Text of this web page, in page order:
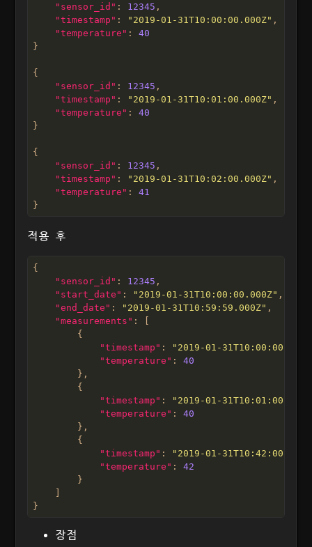
"sensor_id" : 12345
"timestamp" : "2019-01-31T10:00:00.000Z"
"temperature" : 40
"sensor_id" : 12345
"timestamp" : "2019-01-31T10:01:00.000Z"
"temperature" : 40
"sensor_id" : 12345
"timestamp" : "2019-01-31T10:02:00.000Z"
"temperature" : 41
적용 후
"sensor_id" : 12345
"start_date" : "2019-01-31T10:00:00.000Z"
"end_date" : "2019-01-31T10:59:59.000Z"
"measurements"
"timestamp" :
"2019-01-
"temperature" : 40
"timestamp" :
"2019-01-
"temperature" : 40
"timestamp" :
"2019-01-
"temperature" : 42
장점